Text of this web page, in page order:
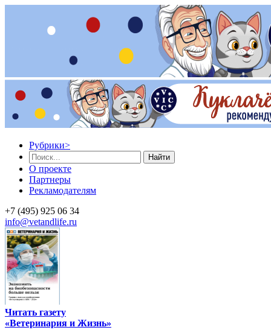
Рубрики>
Найти
О проекте
Партнеры
Рекламодателям
+7 (495) 925 06 34
info@vetandlife.ru
Читать газету
«Ветеринария и Жизнь»